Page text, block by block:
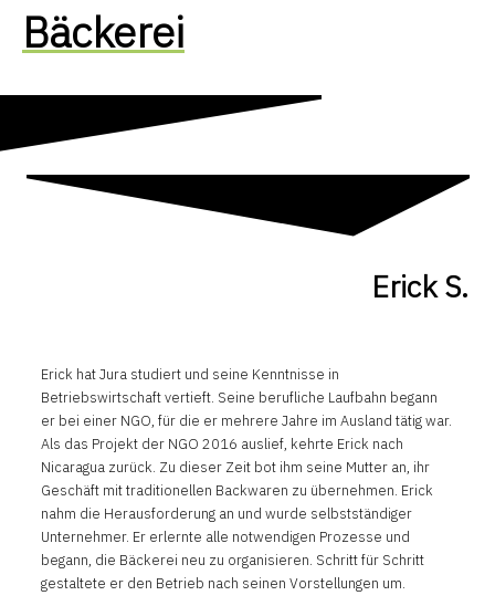
Bäckerei
Erick S.
Erick hat Jura studiert und seine Kenntnisse in
Betriebswirtschaft vertieft. Seine berufliche Laufbahn begann
er bei einer NGO, für die er mehrere Jahre im Ausland tätig war.
Als das Projekt der NGO 2016 auslief, kehrte Erick nach
Nicaragua zurück. Zu dieser Zeit bot ihm seine Mutter an, ihr
Geschäft mit traditionellen Backwaren zu übernehmen. Erick
nahm die Herausforderung an und wurde selbstständiger
Unternehmer. Er erlernte alle notwendigen Prozesse und
begann, die Bäckerei neu zu organisieren. Schritt für Schritt
gestaltete er den Betrieb nach seinen Vorstellungen um.